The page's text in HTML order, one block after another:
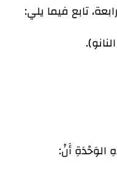
تابع فيما يلي:
الوَحْدَةِ أَنْ: